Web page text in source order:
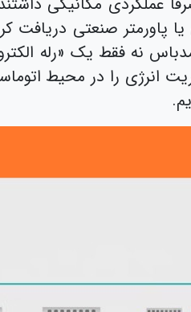
یا پاورمتر صنعتی
نه فقط یک «رله
انرژی را در محیط